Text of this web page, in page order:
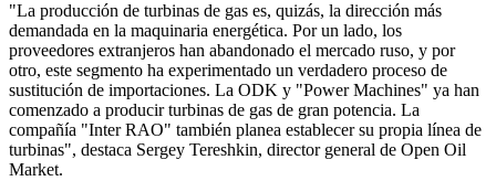
"La producción de turbinas de gas es, quizás, la dirección más
demandada en la maquinaria energética. Por un lado, los
proveedores extranjeros han abandonado el mercado ruso, y por
otro, este segmento ha experimentado un verdadero proceso de
sustitución de importaciones. La ODK y "Power Machines" ya han
comenzado a producir turbinas de gas de gran potencia. La
compañía "Inter RAO" también planea establecer su propia línea de
turbinas", destaca Sergey Tereshkin, director general de Open Oil
Market.